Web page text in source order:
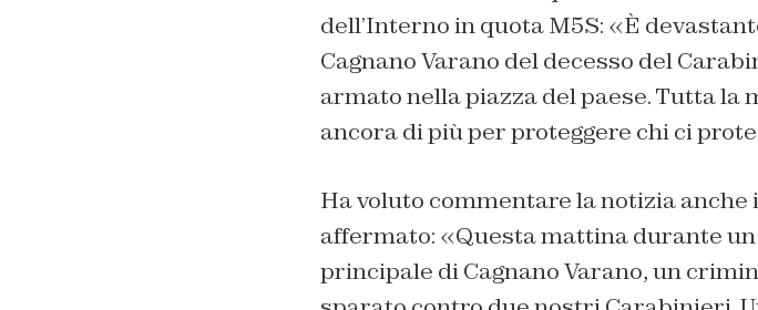
dell’Interno in quota M5S: «È
Cagnano Varano del decesso del
armato nella piazza del paese. Tutta la
ancora di più per proteggere chi ci
Ha voluto commentare la notizia
affermato: «Questa mattina durante
principale di Cagnano Varano, un